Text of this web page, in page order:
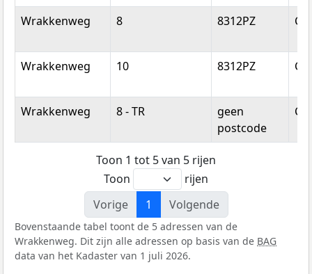
Wrakkenweg 8 8312PZ
Wrakkenweg 10 8312PZ
Wrakkenweg 8 - TR
geen
postcode
Toon 1 tot 5 van 5 rijen
Toon
rijen
Vorige
1 Volgende
Bovenstaande tabel toont de 5 adressen van de
Wrakkenweg. Dit zijn alle adressen op basis van de BAG
data van het Kadaster van 1 juli 2026.